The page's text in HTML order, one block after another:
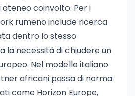
coinvolto. Per i
rumeno include ricerca
dentro lo stesso
la necessità di chiudere un
Nel modello italiano
africani passa di norma
come Horizon Europe,